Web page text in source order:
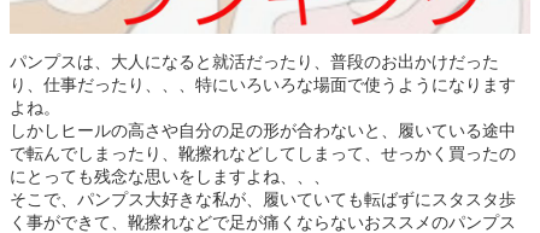
パンプスは、大人になると就活だったり、普段のお出かけだった
り、仕事だったり、、、特にいろいろな場面で使うようになります
よね。
しかしヒールの高さや自分の足の形が合わないと、履いている途中
で転んでしまったり、靴擦れなどしてしまって、せっかく買ったの
にとっても残念な思いをしますよね、、、
そこで、パンプス大好きな私が、履いていても転ばずにスタスタ歩
く事ができて、靴擦れなどで足が痛くならないおススメのパンプス